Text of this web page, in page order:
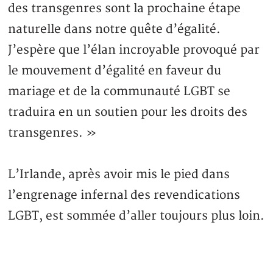
des transgenres sont la prochaine étape
naturelle dans notre quête d’égalité.
J’espère que l’élan incroyable provoqué par
le mouvement d’égalité en faveur du
mariage et de la communauté LGBT se
traduira en un soutien pour les droits des
transgenres. »
L’Irlande, après avoir mis le pied dans
l’engrenage infernal des revendications
LGBT, est sommée d’aller toujours plus loin.